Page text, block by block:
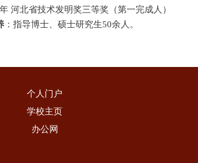
河北省技术发明奖三等奖（第一完成人）
：指导博士、硕士研究生50余人。
个人门户
学校主页
办公网